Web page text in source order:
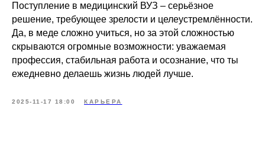
Поступление в медицинский ВУЗ – серьёзное
решение, требующее зрелости и целеустремлённости.
Да, в меде сложно учиться, но за этой сложностью
скрываются огромные возможности: уважаемая
профессия, стабильная работа и осознание, что ты
ежедневно делаешь жизнь людей лучше.
2025-11-17 18:00 КАРЬЕРА